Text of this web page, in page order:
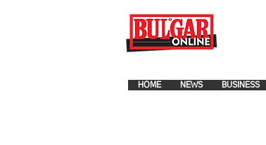
NEWS
HOME BUSINESS